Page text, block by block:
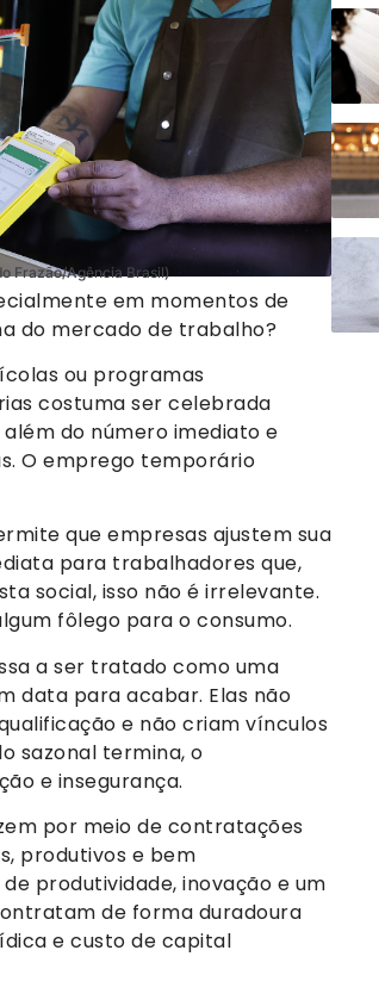
Frazão/Agência Brasil)
em momentos de
do mercado de trabalho?
ou programas
costuma ser celebrada
do número imediato e
O emprego temporário
que empresas ajustem sua
para trabalhadores que,
social, isso não é irrelevante.
fôlego para o consumo.
a ser tratado como uma
data para acabar. Elas não
e não criam vínculos
sazonal termina, o
e insegurança.
por meio de contratações
produtivos e bem
produtividade, inovação e um
de forma duradoura
e custo de capital